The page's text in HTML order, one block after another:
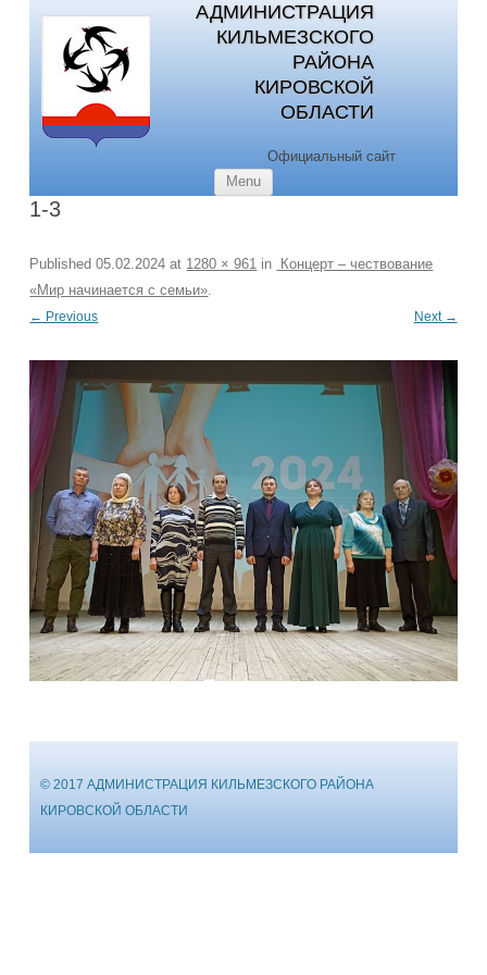
АДМИНИСТРАЦИЯ
КИЛЬМЕЗСКОГО
РАЙОНА
КИРОВСКОЙ
ОБЛАСТИ
Официальный сайт
Menu
1-3
Published05.02.2024 at 1280 × 961 in
Концерт – чествование
«Мир начинается с семьи».
← Previous Next →
© 2017 АДМИНИСТРАЦИЯ КИЛЬМЕЗСКОГО РАЙОНА
КИРОВСКОЙ ОБЛАСТИ